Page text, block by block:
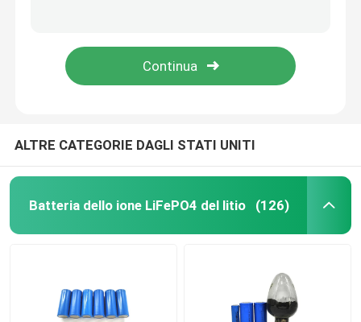
Batteria domestica di energia
Cellula del fosfato del litio
ALTRE CATEGORIE DAGLI STATI UNITI
Batteria dello ione LiFePO4 del litio (126)